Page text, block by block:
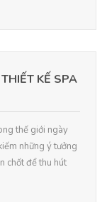
KẾ SPA
thế giới ngày
những ý tưởng
chốt để thu hút